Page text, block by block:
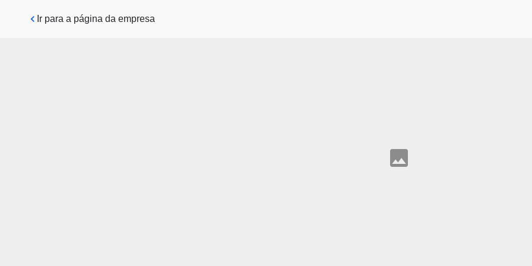
Pular para o conteúdo principal
Ir para a página da empresa